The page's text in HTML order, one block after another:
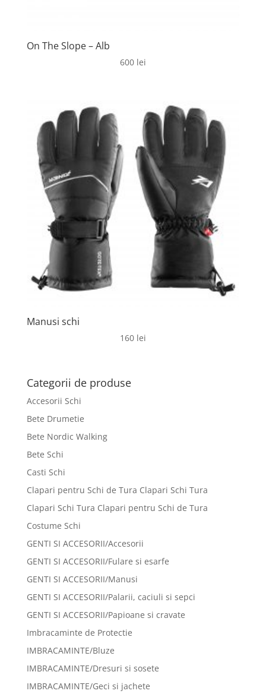
On The Slope – Alb
600 lei
Manusi schi
160 lei
Categorii de produse
Accesorii Schi
Bete Drumetie
Bete Nordic Walking
Bete Schi
Casti Schi
Clapari pentru Schi de Tura Clapari Schi Tura
Clapari Schi Tura Clapari pentru Schi de Tura
Costume Schi
GENTI SI ACCESORII/Accesorii
GENTI SI ACCESORII/Fulare si esarfe
GENTI SI ACCESORII/Manusi
GENTI SI ACCESORII/Palarii, caciuli si sepci
GENTI SI ACCESORII/Papioane si cravate
Imbracaminte de Protectie
IMBRACAMINTE/Bluze
IMBRACAMINTE/Dresuri si sosete
IMBRACAMINTE/Geci si jachete